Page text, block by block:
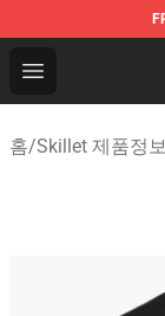
Open menu
Skillet Shop
홈/Skillet 제품정보